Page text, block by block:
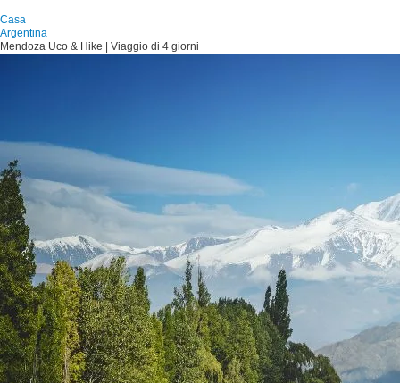
Casa
Argentina
Mendoza Uco & Hike | Viaggio di 4 giorni